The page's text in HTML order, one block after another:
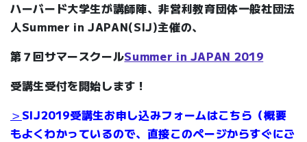
ハーバード大学生が講師陣、非営利教育団体一般社団法
人Summer in JAPAN(SIJ)主催の、
第７回サマースクールSummer in JAPAN 2019
受講生受付を開始します！
＞ SIJ2019受講生お申し込みフォームはこちら（概要
もよくわかっているので、直接このページからすぐにご